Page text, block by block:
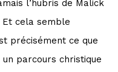
l’hubris de Malick
Et cela semble
précisément ce que
parcours christique